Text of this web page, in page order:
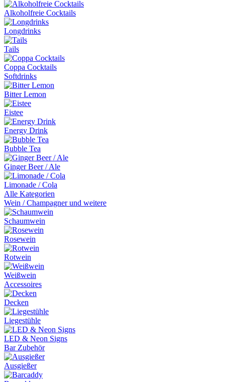
Alkoholfreie Cocktails
Longdrinks
Tails
Coppa Cocktails
Softdrinks
Bitter Lemon
Eistee
Energy Drink
Bubble Tea
Ginger Beer / Ale
Limonade / Cola
Alle Kategorien
Wein / Champagner und weitere
Schaumwein
Rosewein
Rotwein
Weißwein
Accessoires
Decken
Liegestühle
LED & Neon Signs
Bar Zubehör
Ausgießer